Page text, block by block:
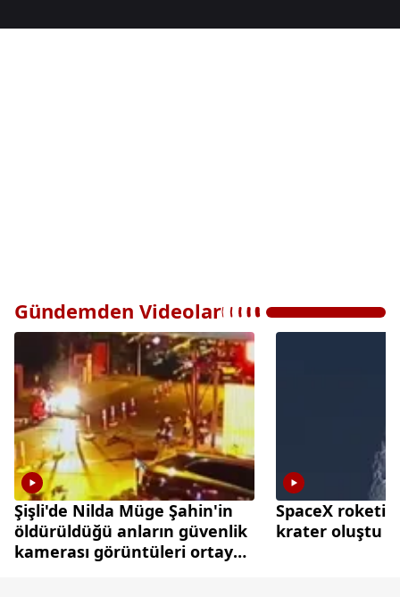
Gündemden Videolar
Şişli'de Nilda Müge Şahin'in
öldürüldüğü anların güvenlik
kamerası görüntüleri ortaya
SpaceX roketi
krater oluştu